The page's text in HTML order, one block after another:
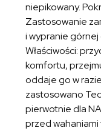
niepikowany.
Zastosowanie
i wypranie
Właściwości:
komfortu,
oddaje go w
zastosowano
pierwotnie dla
przed